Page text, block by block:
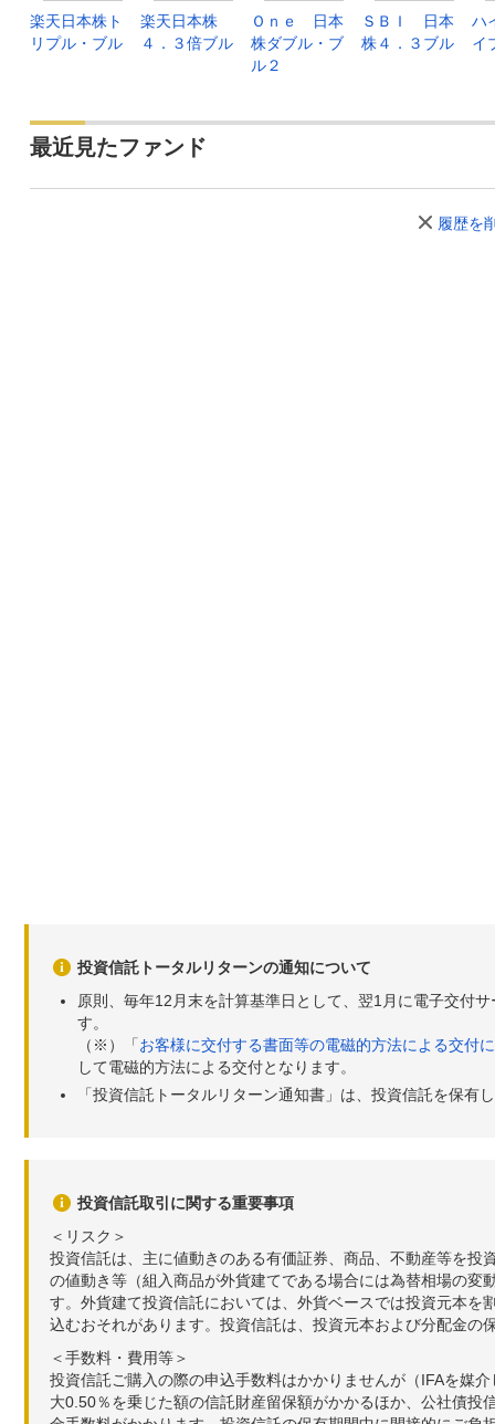
楽天日本株ト
リプル・ブル
楽天日本株
４．３倍ブル
Ｏｎｅ 日本
株ダブル・ブ
ル２
ＳＢＩ 日本
株４．３ブル
ハ
イ
最近見たファンド
履歴を
投資信託トータルリターンの通知について
原則、毎年12月末を計算基準日として、翌1月に電子交付
す。
（※）「お客様に交付する書面等の電磁的方法による交付
して電磁的方法による交付となります。
「投資信託トータルリターン通知書」は、投資信託を保有
投資信託取引に関する重要事項
＜リスク＞
投資信託は、主に値動きのある有価証券、商品、不動産等を
の値動き等（組入商品が外貨建てである場合には為替相場の
す。外貨建て投資信託においては、外貨ベースでは投資元本
込むおそれがあります。投資信託は、投資元本および分配金の
＜手数料・費用等＞
投資信託ご購入の際の申込手数料はかかりませんが（IFAを媒
大0.50％を乗じた額の信託財産留保額がかかるほか、公社債